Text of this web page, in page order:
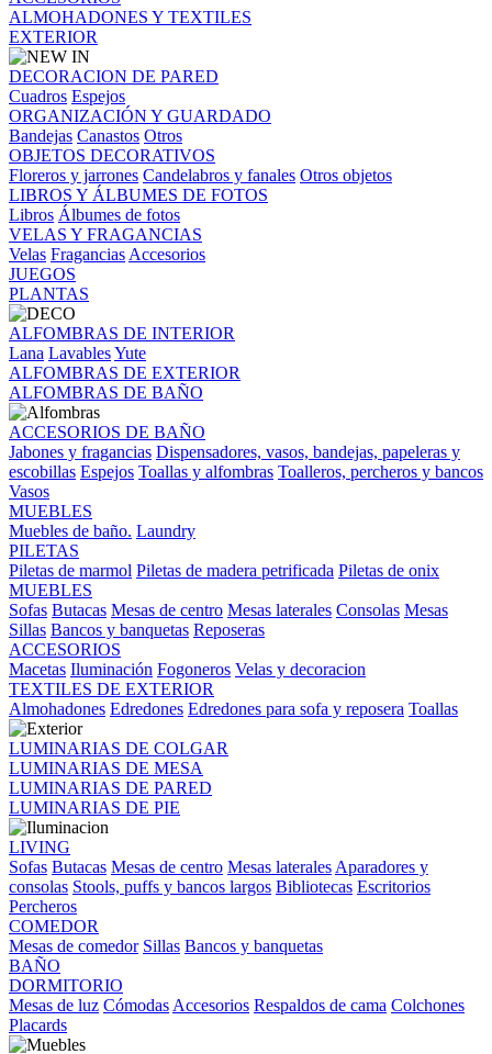
ALMOHADONES Y TEXTILES
EXTERIOR
DECORACION DE PARED
Cuadros Espejos
ORGANIZACIÓN Y GUARDADO
Bandejas Canastos Otros
OBJETOS DECORATIVOS
Floreros y jarrones Candelabros y fanales Otros objetos
LIBROS Y ÁLBUMES DE FOTOS
Libros Álbumes de fotos
VELAS Y FRAGANCIAS
Velas Fragancias Accesorios
JUEGOS
PLANTAS
ALFOMBRAS DE INTERIOR
Lana LavablesYute
ALFOMBRAS DE EXTERIOR
ALFOMBRAS DE BAÑO
ACCESORIOS DE BAÑO
Jabones y fragancias Dispensadores, vasos, bandejas, papeleras y
escobillas Espejos Toallas y alfombras Toalleros, percheros y bancos
Vasos
MUEBLES
Muebles de baño. Laundry
PILETAS
Piletas de marmol Piletas de madera petrificada Piletas de onix
MUEBLES
Sofas Butacas Mesas de centro Mesas laterales Consolas Mesas
Sillas Bancos y banquetas Reposeras
ACCESORIOS
Macetas Iluminación Fogoneros Velas y decoracion
TEXTILES DE EXTERIOR
Almohadones Edredones Edredones para sofa y reposera Toallas
LUMINARIAS DE COLGAR
LUMINARIAS DE MESA
LUMINARIAS DE PARED
LUMINARIAS DE PIE
LIVING
Sofas Butacas Mesas de centro Mesas laterales Aparadores y
consolas Stools, puffs y bancos largos Bibliotecas Escritorios
Percheros
COMEDOR
Mesas de comedor Sillas Bancos y banquetas
BAÑO
DORMITORIO
Mesas de luz Cómodas Accesorios Respaldos de cama Colchones
Placards